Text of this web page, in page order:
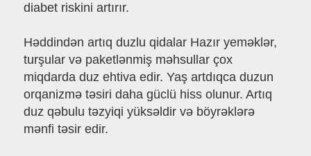
diabet riskini artırır.
Həddindən artıq duzlu qidalar Hazır yeməklər,
turşular və paketlənmiş məhsullar çox
miqdarda duz ehtiva edir. Yaş artdıqca duzun
orqanizmə təsiri daha güclü hiss olunur. Artıq
duz qəbulu təzyiqi yüksəldir və böyrəklərə
mənfi təsir edir.